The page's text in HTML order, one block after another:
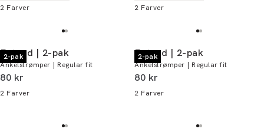
2 Farver
2 Farver
2-pak
Egtved | 2-pak
Ankelstrømper | Regular fit
I alt (inkl. rabat)
80 kr
2 Farver
2-pak
Egtved | 2-pak
Ankelstrømper | Regular fit
I alt (inkl. rabat)
80 kr
2 Farver